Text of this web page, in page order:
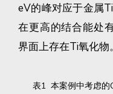
eV的峰对应于金属
在更高的结合能处
界面上存在Ti氧化物。
表1 本案例中考虑的